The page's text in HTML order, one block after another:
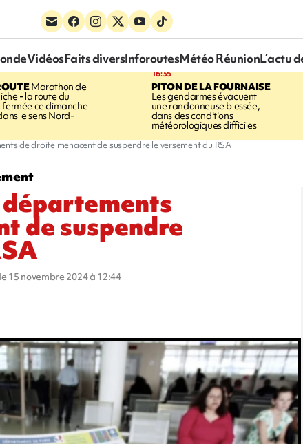
VidéosFaits diversInforoutesMétéo RéunionL’actu
Marathon de
- la route du
fermée ce dimanche
le sens Nord-
16:35
PITON DE LA FOURNAISE
Les gendarmes évacuent
une randonneuse blessée,
dans des conditions
météorologiques difficiles
de droite menacent de suspendre le versement du RSA
de suspendre
15 novembre 2024 à 12:44